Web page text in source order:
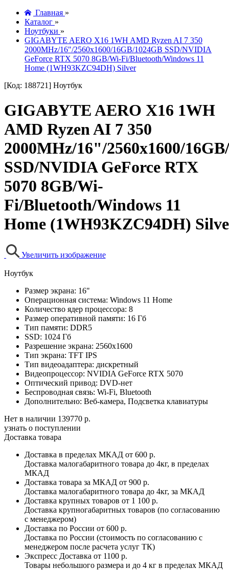
Главная »
Каталог »
Ноутбуки »
GIGABYTE AERO X16 1WH AMD Ryzen AI 7 350
2000MHz/16"/2560x1600/16GB/1024GB SSD/NVIDIA
GeForce RTX 5070 8GB/Wi-Fi/Bluetooth/Windows 11
Home (1WH93KZC94DH) Silver
[Код: 188721] Ноутбук
GIGABYTE AERO X16 1WH
AMD Ryzen AI 7 350
2000MHz/16"/2560x1600/
SSD/NVIDIA GeForce RTX
5070 8GB/Wi-
Fi/Bluetooth/Windows 11
Home (1WH93KZC94DH)
Увеличить изображение
Ноутбук
Размер экрана: 16"
Операционная система: Windows 11 Home
Количество ядер процессора: 8
Размер оперативной памяти: 16 Гб
Тип памяти: DDR5
SSD: 1024 Гб
Разрешение экрана: 2560x1600
Тип экрана: TFT IPS
Тип видеоадаптера: дискретный
Видеопроцессор: NVIDIA GeForce RTX 5070
Оптический привод: DVD-нет
Беспроводная связь: Wi-Fi, Bluetooth
Дополнительно: Веб-камера, Подсветка клавиатуры
Нет в наличии 139770 р.
узнать о поступлении
Доставка товара
Доставка в пределах МКАД от 600 р.
Доставка малогабаритного товара до 4кг, в пределах
МКАД
Доставка товара за МКАД от 900 р.
Доставка малогабаритного товара до 4кг, за МКАД
Доставка крупных товаров от 1 100 р.
Доставка крупногабаритных товаров (по согласованию
с менеджером)
Доставка по России от 600 р.
Доставка по России (стоимость по согласованию с
менеджером после расчета услуг ТК)
Экспресс Доставка от 1100 р.
Товары небольшого размера и до 4 кг в пределах МКАД